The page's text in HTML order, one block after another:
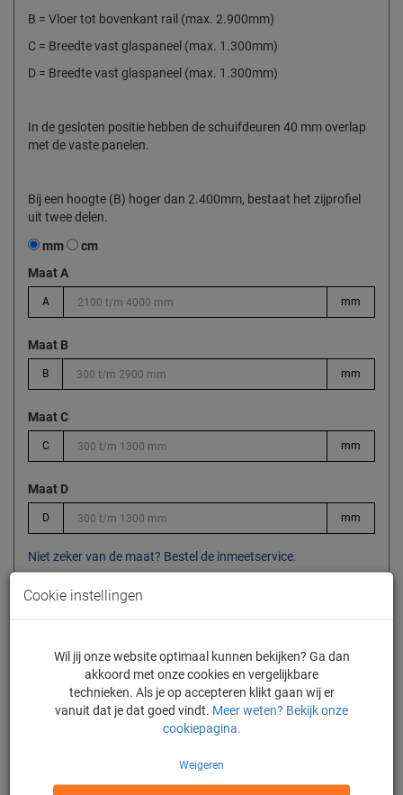
B = Vloer tot bovenkant rail (max. 2.900mm)
C = Breedte vast glaspaneel (max. 1.300mm)
D = Breedte vast glaspaneel (max. 1.300mm)
In de gesloten positie hebben de schuifdeuren 40 mm overlap
met de vaste panelen.
Bij een hoogte (B) hoger dan 2.400mm, bestaat het zijprofiel
uit twee delen.
mm
cm
Maat A
A mm
Maat B
B mm
Maat C
C mm
Maat D
D mm
Niet zeker van de maat? Bestel de inmeetservice.
Kies je glas
Jouw prijs
Cookie instellingen
Wil jij onze website optimaal kunnen bekijken? Ga dan
akkoord met onze cookies en vergelijkbare
technieken. Als je op accepteren klikt gaan wij er
vanuit dat je dat goed vindt. Meer weten? Bekijk onze
cookiepagina.
Weigeren